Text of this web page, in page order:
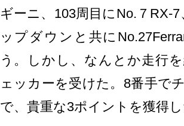
ギーニ、103周目にNo.７RX-
ップダウンと共に
う。しかし、なんとか走行
ェッカーを受けた。8番手で
で、貴重な3ポイントを獲得